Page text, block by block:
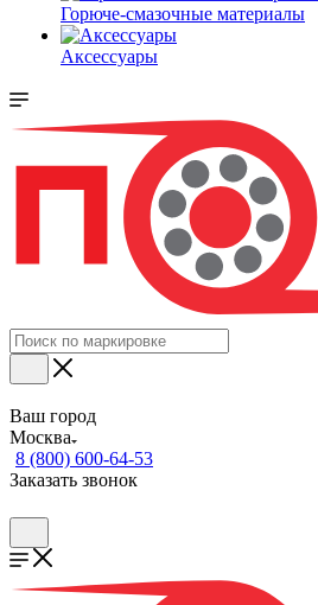
Горюче-смазочные материалы
Аксессуары
Ваш город
Москва
8 (800) 600-64-53
Заказать звонок